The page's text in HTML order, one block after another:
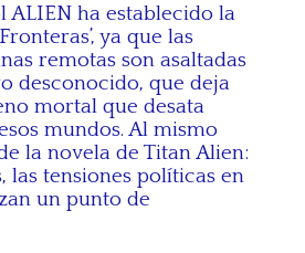
ALIEN ha establecido la
ya que las
remotas son asaltadas
desconocido, que deja
mortal que desata
mundos. Al mismo
la novela de Titan Alien:
las tensiones políticas en
un punto de